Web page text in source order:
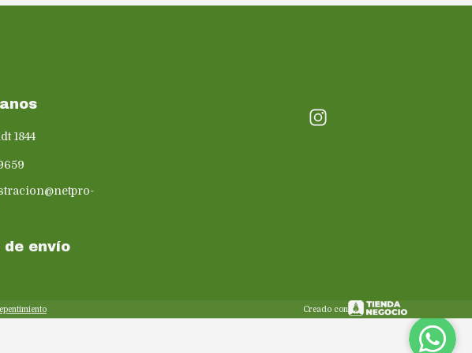
1844
de envío
Creado con